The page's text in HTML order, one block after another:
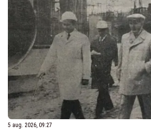
5 aug. 2026, 09:27